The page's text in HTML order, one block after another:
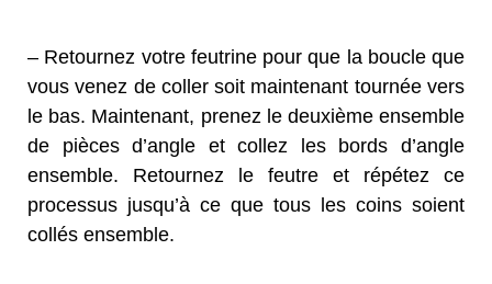
– Retournez votre feutrine pour que la boucle que
vous venez de coller soit maintenant tournée vers
le bas. Maintenant, prenez le deuxième ensemble
de pièces d’angle et collez les bords d’angle
ensemble. Retournez le feutre et répétez ce
processus jusqu’à ce que tous les coins soient
collés ensemble.